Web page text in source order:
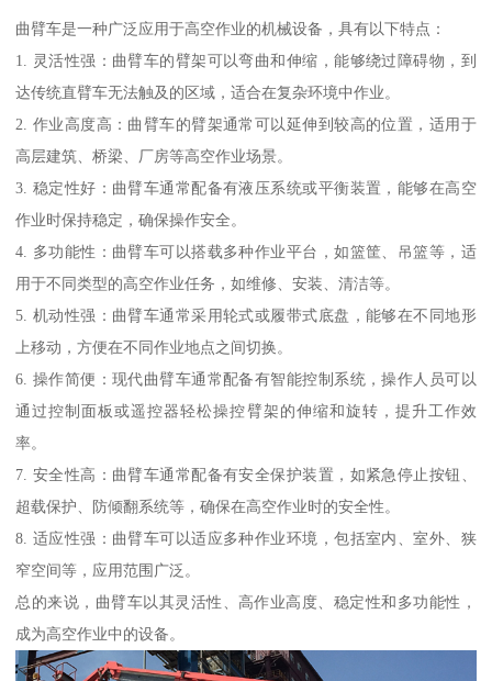
曲臂车是一种广泛应用于高空作业的机械设备，具有以下特点：
1. 灵活性强：曲臂车的臂架可以弯曲和伸缩，能够绕过障碍物，到
达传统直臂车无法触及的区域，适合在复杂环境中作业。
2. 作业高度高：曲臂车的臂架通常可以延伸到较高的位置，适用于
高层建筑、桥梁、厂房等高空作业场景。
3. 稳定性好：曲臂车通常配备有液压系统或平衡装置，能够在高空
作业时保持稳定，确保操作安全。
4. 多功能性：曲臂车可以搭载多种作业平台，如篮筐、吊篮等，适
用于不同类型的高空作业任务，如维修、安装、清洁等。
5. 机动性强：曲臂车通常采用轮式或履带式底盘，能够在不同地形
上移动，方便在不同作业地点之间切换。
6. 操作简便：现代曲臂车通常配备有智能控制系统，操作人员可以
通过控制面板或遥控器轻松操控臂架的伸缩和旋转，提升工作效
率。
7. 安全性高：曲臂车通常配备有安全保护装置，如紧急停止按钮、
超载保护、防倾翻系统等，确保在高空作业时的安全性。
8. 适应性强：曲臂车可以适应多种作业环境，包括室内、室外、狭
窄空间等，应用范围广泛。
总的来说，曲臂车以其灵活性、高作业高度、稳定性和多功能性，
成为高空作业中的设备。